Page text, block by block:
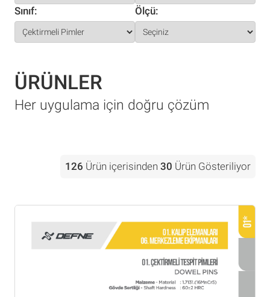
Sınıf: Ölçü:
ÜRÜNLER
Her uygulama için doğru çözüm
126 Ürün içerisinden 30 Ürün Gösteriliyor